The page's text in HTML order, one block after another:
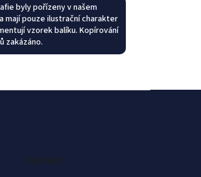
byly pořízeny v našem
mají pouze ilustrační charakter
vzorek balíku. Kopírování
zakázáno.
Kontakt